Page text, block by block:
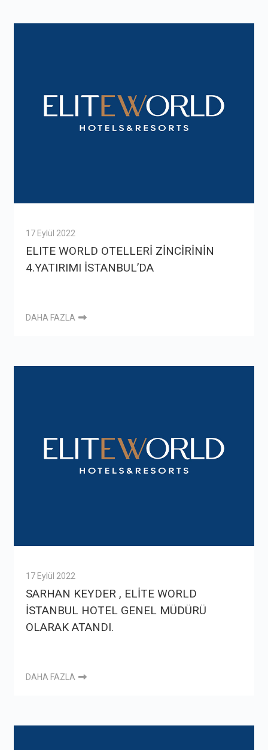
17 Eylül 2022
ELITE WORLD OTELLERİ ZİNCİRİNİN
4.YATIRIMI İSTANBUL’DA
DAHA FAZLA
17 Eylül 2022
SARHAN KEYDER , ELİTE WORLD
İSTANBUL HOTEL GENEL MÜDÜRÜ
OLARAK ATANDI.
DAHA FAZLA